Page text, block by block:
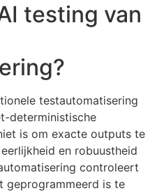
testing van
testautomatisering
deterministische
is om exacte outputs te
en robuustheid
controleert
geprogrammeerd is te